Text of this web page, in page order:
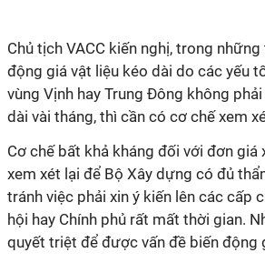
Chủ tịch VACC kiến nghị, trong
động giá vật liệu kéo dài do các yếu
vùng Vịnh hay Trung Đông không
dài vài tháng, thì cần có cơ chế xem
Cơ chế bất khả kháng đối với đơn
xem xét lại để Bộ Xây dựng có đủ
tránh việc phải xin ý kiến lên các cấp
hội hay Chính phủ rất mất thời gian.
quyết triệt để được vấn đề biến động